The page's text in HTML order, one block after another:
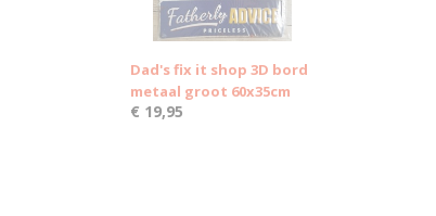
Dad's fix it shop 3D bord
metaal groot 60x35cm
€ 19,95